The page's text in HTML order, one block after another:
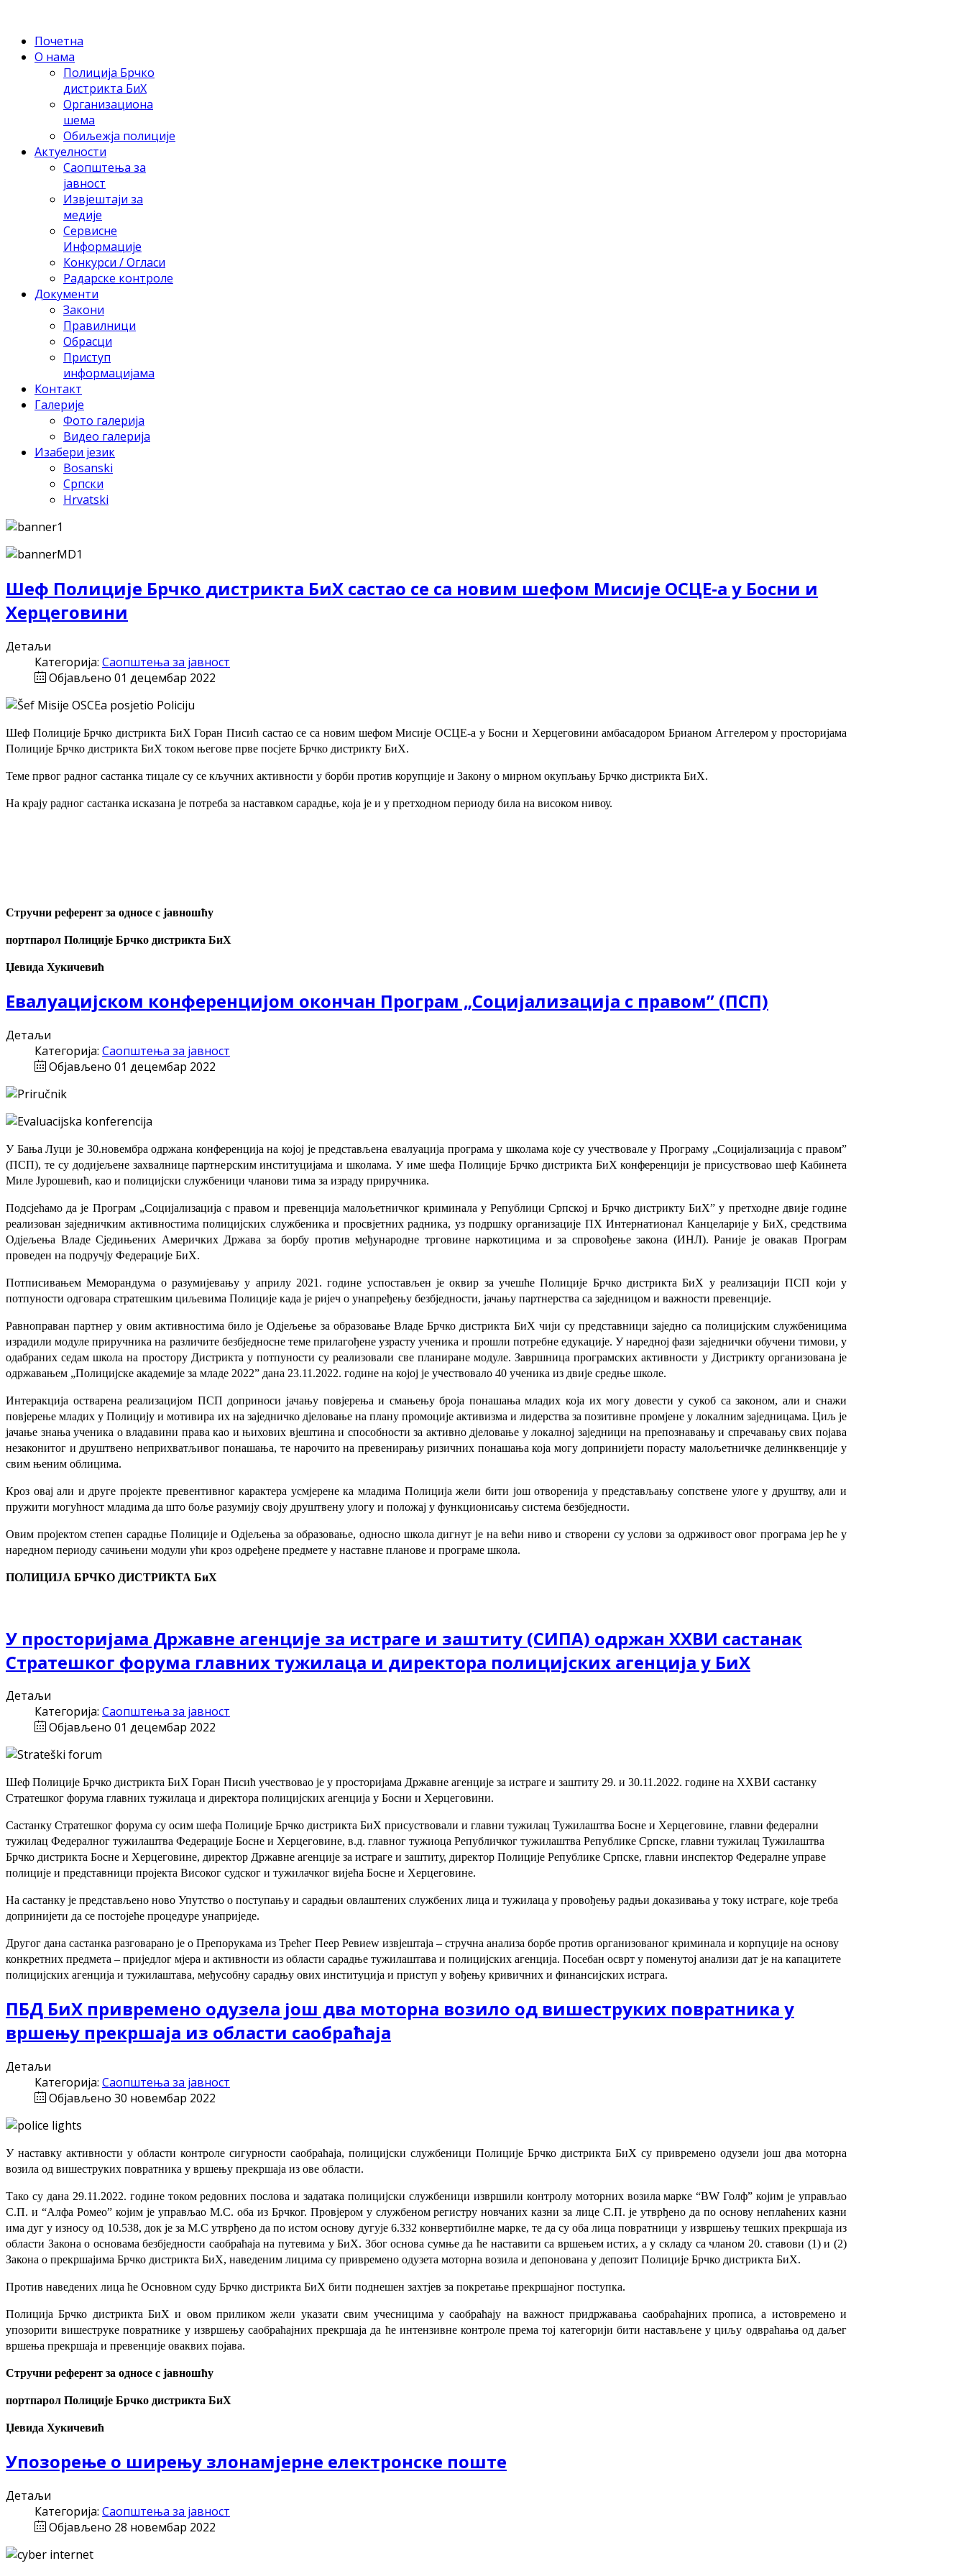
Почетна
О нама
Полиција Брчко
дистрикта БиХ
Организациона
шема
Обиљежја полиције
Актуелности
Саопштења за
јавност
Извјештаји за
медије
Сервисне
Информације
Конкурси / Огласи
Радарске контроле
Документи
Закони
Правилници
Обрасци
Приступ
информацијама
Контакт
Галерије
Фото галерија
Видео галерија
Изабери језик
Bosanski
Српски
Hrvatski
Шеф Полиције Брчко дистрикта БиХ састао се са новим шефом Мисије ОСЦЕ-а у Босни и
Херцеговини
Детаљи
Категорија: Саопштења за јавност
Објављено 01 децембар 2022
Шеф Полиције Брчко дистрикта БиХ Горан Писић састао се са новим шефом Мисије ОСЦЕ-а у Босни и Херцеговини амбасадором Брианом Аггелером у просторијама
Полиције Брчко дистрикта БиХ током његове прве посјете Брчко дистрикту БиХ.
Теме првог радног састанка тицале су се кључних активности у борби против корупције и Закону о мирном окупљању Брчко дистрикта БиХ.
На крају радног састанка исказана је потреба за наставком сарадње, која је и у претходном периоду била на високом нивоу.
Стручни референт за односе с јавношћу
портпарол Полиције Брчко дистрикта БиХ
Џевида Хукичевић
Евалуацијском конференцијом окончан Програм „Социјализација с правом” (ПСП)
Детаљи
Категорија: Саопштења за јавност
Објављено 01 децембар 2022
У Бања Луци је 30.новембра одржана конференција на којој је представљена евалуација програма у школама које су учествовале у Програму „Социјализација с правом”
(ПСП), те су додијељене захвалнице партнерским институцијама и школама. У име шефа Полиције Брчко дистрикта БиХ конференцији је присуствовао шеф Кабинета
Миле Јурошевић, као и полицијски службеници чланови тима за израду приручника.
Подсјећамо да је Програм „Социјализација с правом и превенција малољетничког криминала у Републици Српској и Брчко дистрикту БиХ” у претходне двије године
реализован заједничким активностима полицијских службеника и просвјетних радника, уз подршку организације ПХ Интернатионал Канцеларије у БиХ, средствима
Одјељења Владе Сједињених Америчких Држава за борбу против међународне трговине наркотицима и за спровођење закона (ИНЛ). Раније је овакав Програм
проведен на подручју Федерације БиХ.
Потписивањем Меморандума о разумијевању у априлу 2021. године успостављен је оквир за учешће Полиције Брчко дистрикта БиХ у реализацији ПСП који у
потпуности одговара стратешким циљевима Полиције када је ријеч о унапређењу безбједности, јачању партнерства са заједницом и важности превенције.
Равноправан партнер у овим активностима било је Одјељење за образовање Владе Брчко дистрикта БиХ чији су представници заједно са полицијским службеницима
израдили модуле приручника на различите безбједносне теме прилагођене узрасту ученика и прошли потребне едукације. У наредној фази заједнички обучени тимови, у
одабраних седам школа на простору Дистрикта у потпуности су реализовали све планиране модуле. Завршница програмских активности у Дистрикту организована је
одржавањем „Полицијске академије за младе 2022” дана 23.11.2022. године на којој је учествовало 40 ученика из двије средње школе.
Интеракција остварена реализацијом ПСП доприноси јачању повјерења и смањењу броја понашања младих која их могу довести у сукоб са законом, али и снажи
повјерење младих у Полицију и мотивира их на заједничко дјеловање на плану промоције активизма и лидерства за позитивне промјене у локалним заједницама. Циљ је
јачање знања ученика о владавини права као и њихових вјештина и способности за активно дјеловање у локалној заједници на препознавању и спречавању свих појава
незаконитог и друштвено неприхватљивог понашања, те нарочито на превенирању ризичних понашања која могу допринијети порасту малољетничке делинквенције у
свим њеним облицима.
Кроз овај али и друге пројекте превентивног карактера усмјерене ка младима Полиција жели бити још отворенија у представљању сопствене улоге у друштву, али и
пружити могућност младима да што боље разумију своју друштвену улогу и положај у функционисању система безбједности.
Овим пројектом степен сарадње Полиције и Одјељења за образовање, односно школа дигнут је на већи ниво и створени су услови за одрживост овог програма јер ће у
наредном периоду сачињени модули ући кроз одређене предмете у наставне планове и програме школа.
ПОЛИЦИЈА БРЧКО ДИСТРИКТА БиХ
У просторијама Државне агенције за истраге и заштиту (СИПА) одржан XXВИ састанак
Стратешког форума главних тужилаца и директора полицијских агенција у БиХ
Детаљи
Категорија: Саопштења за јавност
Објављено 01 децембар 2022
Шеф Полиције Брчко дистрикта БиХ Горан Писић учествовао је у просторијама Државне агенције за истраге и заштиту 29. и 30.11.2022. године на XXВИ састанку
Стратешког форума главних тужилаца и директора полицијских агенција у Босни и Херцеговини.
Састанку Стратешког форума су осим шефа Полиције Брчко дистрикта БиХ присуствовали и главни тужилац Тужилаштва Босне и Херцеговине, главни федерални
тужилац Федералног тужилаштва Федерације Босне и Херцеговине, в.д. главног тужиоца Републичког тужилаштва Републике Српске, главни тужилац Тужилаштва
Брчко дистрикта Босне и Херцеговине, директор Државне агенције за истраге и заштиту, директор Полиције Републике Српске, главни инспектор Федералне управе
полиције и представници пројекта Високог судског и тужилачког вијећа Босне и Херцеговине.
На састанку је представљено ново Упутство о поступању и сарадњи овлаштених службених лица и тужилаца у провођењу радњи доказивања у току истраге, које треба
допринијети да се постојеће процедуре унаприједе.
Другог дана састанка разговарано је о Препорукама из Трећег Пеер Ревиеw извјештаја – стручна анализа борбе против организованог криминала и корпуције на основу
конкретних предмета – приједлог мјера и активности из области сарадње тужилаштава и полицијских агенција. Посебан осврт у поменутој анализи дат је на капацитете
полицијских агенција и тужилаштава, међусобну сарадњу ових институција и приступ у вођењу кривичних и финансијских истрага.
ПБД БиХ привремено одузела још два моторна возило од вишеструких повратника у
вршењу прекршаја из области саобраћаја
Детаљи
Категорија: Саопштења за јавност
Објављено 30 новембар 2022
У наставку активности у области контроле сигурности саобраћаја, полицијски службеници Полиције Брчко дистрикта БиХ су привремено одузели још два моторна
возила од вишеструких повратника у вршењу прекршаја из ове области.
Тако су дана 29.11.2022. године током редовних послова и задатака полицијски службеници извршили контролу моторних возила марке “ВW Голф” којим је управљао
С.П. и “Алфа Ромео” којим је управљао М.С. оба из Брчког. Провјером у службеном регистру новчаних казни за лице С.П. је утврђено да по основу неплаћених казни
има дуг у износу од 10.538, док је за М.С утврђено да по истом основу дугује 6.332 конвертибилне марке, те да су оба лица повратници у извршењу тешких прекршаја из
области Закона о основама безбједности саобраћаја на путевима у БиХ. Због основа сумње да ће наставити са вршењем истих, а у складу са чланом 20. ставови (1) и (2)
Закона о прекршајима Брчко дистрикта БиХ, наведеним лицима су привремено одузета моторна возила и депонована у депозит Полиције Брчко дистрикта БиХ.
Против наведених лица ће Основном суду Брчко дистрикта БиХ бити поднешен захтјев за покретање прекршајног поступка.
Полиција Брчко дистрикта БиХ и овом приликом жели указати свим учесницима у саобраћају на важност придржавања саобраћајних прописа, а истовремено и
упозорити вишеструке повратнике у извршењу саобраћајних прекршаја да ће интензивне контроле према тој категорији бити настављене у циљу одвраћања од даљег
вршења прекршаја и превенције оваквих појава.
Стручни референт за односе с јавношћу
портпарол Полиције Брчко дистрикта БиХ
Џевида Хукичевић
Упозорење о ширењу злонамјерне електронске поште
Детаљи
Категорија: Саопштења за јавност
Објављено 28 новембар 2022